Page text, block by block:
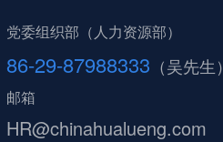
党委组织部（人力资源部）
86-29-87988333 （吴先生）
邮箱
HR@chinahualueng.com